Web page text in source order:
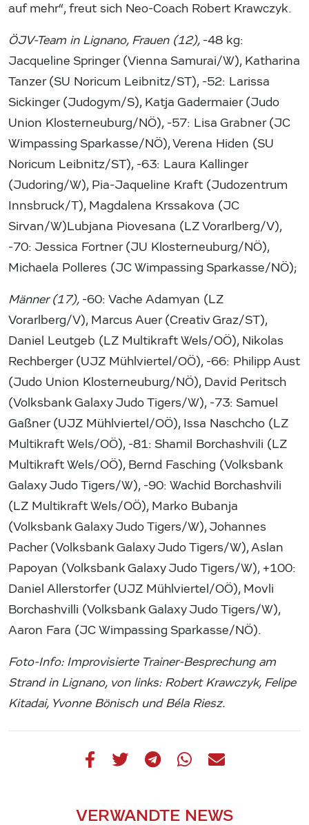
auf mehr“, freut sich Neo-Coach Robert Krawczyk.
ÖJV-Team in Lignano, Frauen (12), -48 kg:
Jacqueline Springer (Vienna Samurai/W), Katharina
Tanzer (SU Noricum Leibnitz/ST), -52: Larissa
Sickinger (Judogym/S), Katja Gadermaier (Judo
Union Klosterneuburg/NÖ), -57: Lisa Grabner (JC
Wimpassing Sparkasse/NÖ), Verena Hiden (SU
Noricum Leibnitz/ST), -63: Laura Kallinger
(Judoring/W), Pia-Jaqueline Kraft (Judozentrum
Innsbruck/T), Magdalena Krssakova (JC
Sirvan/W)Lubjana Piovesana (LZ Vorarlberg/V),
-70: Jessica Fortner (JU Klosterneuburg/NÖ),
Michaela Polleres (JC Wimpassing Sparkasse/NÖ);
Männer (17), -60: Vache Adamyan (LZ
Vorarlberg/V), Marcus Auer (Creativ Graz/ST),
Daniel Leutgeb (LZ Multikraft Wels/OÖ), Nikolas
Rechberger (UJZ Mühlviertel/OÖ), -66: Philipp Aust
(Judo Union Klosterneuburg/NÖ), David Peritsch
(Volksbank Galaxy Judo Tigers/W), -73: Samuel
Gaßner (UJZ Mühlviertel/OÖ), Issa Naschcho (LZ
Multikraft Wels/OÖ), -81: Shamil Borchashvili (LZ
Multikraft Wels/OÖ), Bernd Fasching (Volksbank
Galaxy Judo Tigers/W), -90: Wachid Borchashvili
(LZ Multikraft Wels/OÖ), Marko Bubanja
(Volksbank Galaxy Judo Tigers/W), Johannes
Pacher (Volksbank Galaxy Judo Tigers/W), Aslan
Papoyan (Volksbank Galaxy Judo Tigers/W), +100:
Daniel Allerstorfer (UJZ Mühlviertel/OÖ), Movli
Borchashvilli (Volksbank Galaxy Judo Tigers/W),
Aaron Fara (JC Wimpassing Sparkasse/NÖ).
Foto-Info: Improvisierte Trainer-Besprechung am
Strand in Lignano, von links: Robert Krawczyk, Felipe
Kitadai, Yvonne Bönisch und Béla Riesz.
VERWANDTE NEWS